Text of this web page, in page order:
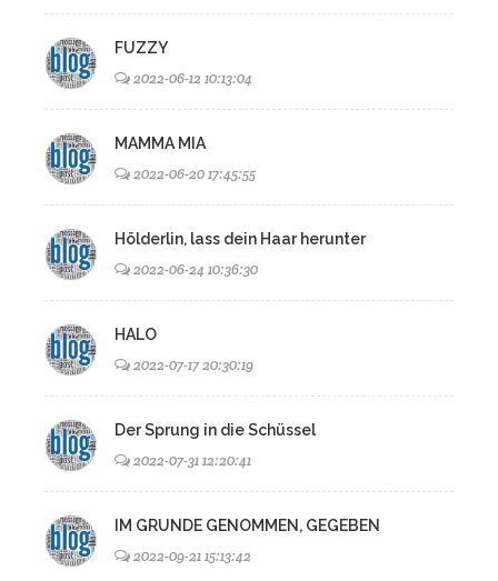
FUZZY
2022-06-12 10:13:04
MAMMA MIA
2022-06-20 17:45:55
Hölderlin, lass dein Haar herunter
2022-06-24 10:36:30
HALO
2022-07-17 20:30:19
Der Sprung in die Schüssel
2022-07-31 12:20:41
IM GRUNDE GENOMMEN, GEGEBEN
2022-09-21 15:13:42